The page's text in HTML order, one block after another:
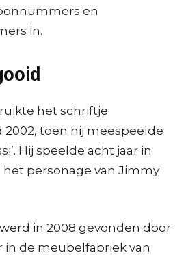
en
in.
het schriftje
toen hij meespeelde
Hij speelde acht jaar in
personage van Jimmy
in 2008 gevonden door
in de meubelfabriek van